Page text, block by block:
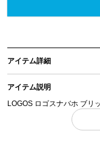
アイテム詳細
アイテム説明
LOGOS ロゴスナバホ ブリ
のものがすべてになります。
(撮影、運搬備品は除く)